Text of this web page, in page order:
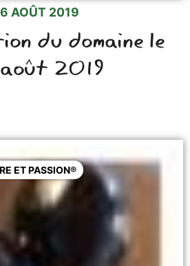
AOÛT 2019
du domaine le
2019
ET PASSION®